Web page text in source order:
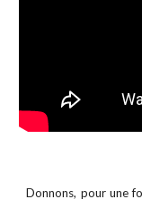
Donnons, pour une